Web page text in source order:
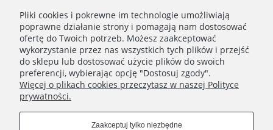
Newsletter
Podaj swój adres e-mail, jeżeli chcesz otrzymywać
informacje o nowościach i promocjach.
Pliki cookies i pokrewne im technologie umożliwiają
poprawne działanie strony i pomagają nam dostosować
ofertę do Twoich potrzeb. Możesz zaakceptować
wykorzystanie przez nas wszystkich tych plików i przejść
do sklepu lub dostosować użycie plików do swoich
preferencji, wybierając opcję "Dostosuj zgody".
Więcej o plikach cookies przeczytasz w naszej Polityce
prywatności.
Zaakceptuj tylko niezbędne